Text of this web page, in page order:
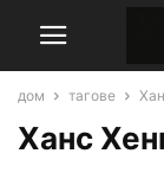
дом тагове
Ханс